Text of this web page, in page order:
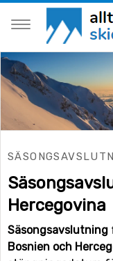
Hercegovina
Säsongsavslutning
Bosnien och